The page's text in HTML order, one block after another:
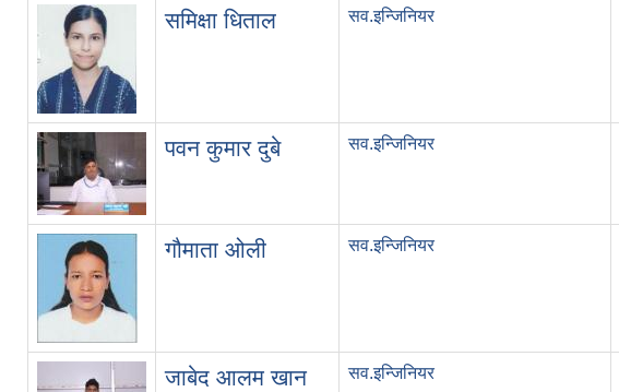
समिक्षा धिताल सव.इन्जिनियर
पवन कुमार दुबे सव.इन्जिनियर
गौमाता ओली सव.इन्जिनियर
जाबेद आलम खान सव.इन्जिनियर